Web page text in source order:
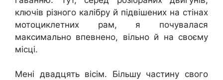
ключів різного калібру й підвішених на стінах
мотоциклетних рам, я почувалася
максимально впевнено, вільно й на своєму
місці.
Мені двадцять вісім. Більшу частину свого